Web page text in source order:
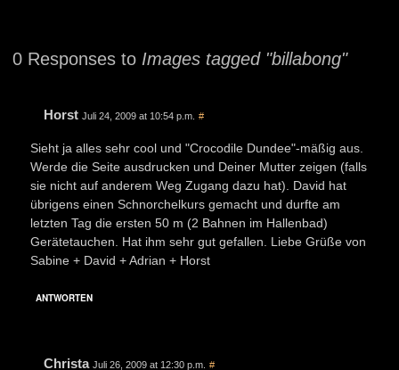
0 Responses to Images tagged "billabong"
Horst Juli 24, 2009 at 10:54 p.m. #
Sieht ja alles sehr cool und "Crocodile Dundee"-mäßig aus.
Werde die Seite ausdrucken und Deiner Mutter zeigen (falls
sie nicht auf anderem Weg Zugang dazu hat). David hat
übrigens einen Schnorchelkurs gemacht und durfte am
letzten Tag die ersten 50 m (2 Bahnen im Hallenbad)
Gerätetauchen. Hat ihm sehr gut gefallen. Liebe Grüße von
Sabine + David + Adrian + Horst
ANTWORTEN
Christa Juli 26, 2009 at 12:30 p.m. #